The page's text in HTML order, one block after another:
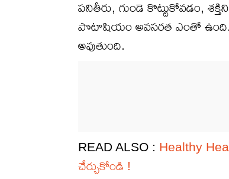
ప‌నితీరు, గుండె కొట్టుకోవ‌డం,
పొటాషియం అవ‌స‌రత ఎంతో
అవుతుంది.
READ ALSO : Healthy
చేర్చుకోండి !